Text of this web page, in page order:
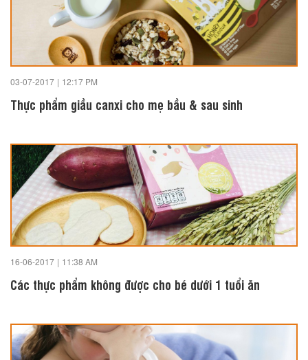
03-07-2017 | 12:17 PM
Thực phẩm giầu canxi cho mẹ bầu & sau sinh
16-06-2017 | 11:38 AM
Các thực phẩm không được cho bé dưới 1 tuổi ăn